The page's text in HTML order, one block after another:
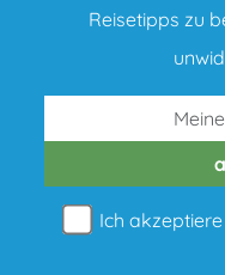
Reisetipps zu
Ich